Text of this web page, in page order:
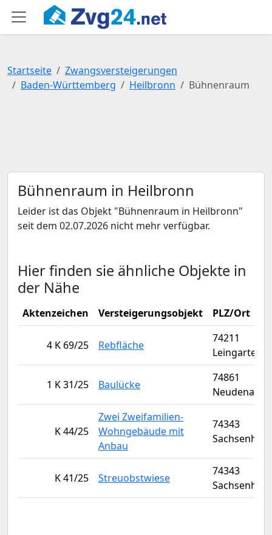
Startseite
Zwangsversteigerungen
Baden-Württemberg
Heilbronn Bühnenraum
Bühnenraum in Heilbronn
Leider ist das Objekt "Bühnenraum in Heilbronn"
seit dem 02.07.2026 nicht mehr verfügbar.
Hier finden sie ähnliche Objekte in
der Nähe
Aktenzeichen Versteigerungsobjekt PLZ/Ort
4 K 69/25 Rebfläche
74211
Leingarten
1 K 31/25 Baulücke
74861
Neudenau
K 44/25
Zwei Zweifamilien-
Wohngebäude mit
Anbau
74343
K 41/25 Streuobstwiese
74343